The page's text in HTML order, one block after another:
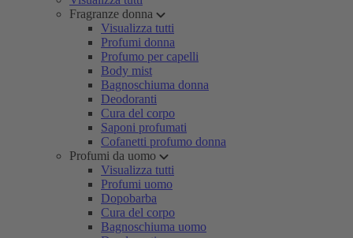
Fragranze donna
Visualizza tutti
Profumi donna
Profumo per capelli
Body mist
Bagnoschiuma donna
Deodoranti
Cura del corpo
Saponi profumati
Cofanetti profumo donna
Profumi da uomo
Visualizza tutti
Profumi uomo
Dopobarba
Cura del corpo
Bagnoschiuma uomo